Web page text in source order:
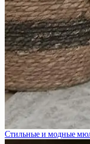
Стильные и модные